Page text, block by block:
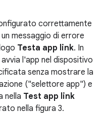
correttamente
messaggio di errore
Testa app link. In
l'app nel dispositivo
senza mostrare la
("selettore app") e
nella Test app link
nella figura 3.